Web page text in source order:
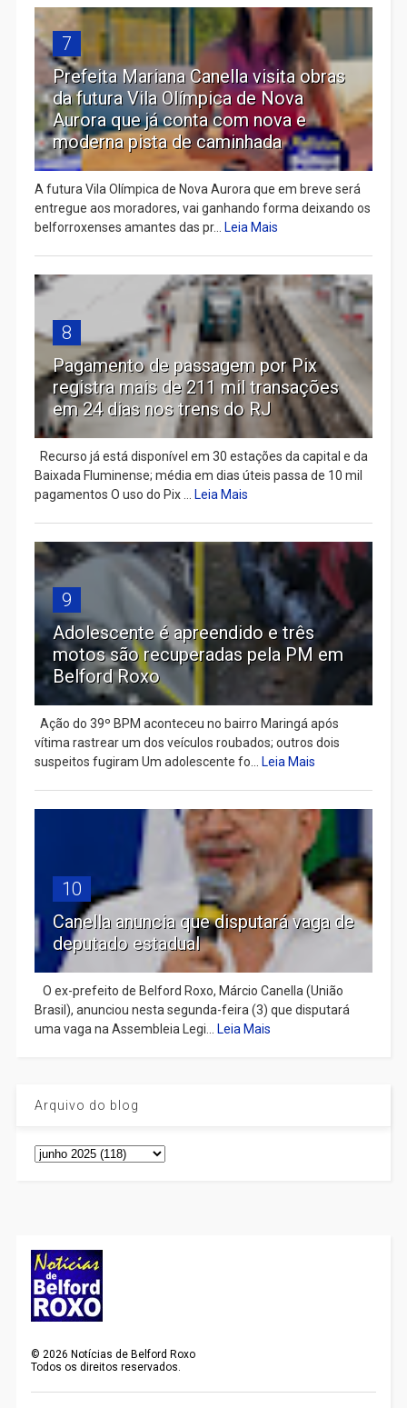
7
Prefeita Mariana Canella visita obras
da futura Vila Olímpica de Nova
Aurora que já conta com nova e
moderna pista de caminhada
A futura Vila Olímpica de Nova Aurora que em breve será
entregue aos moradores, vai ganhando forma deixando os
belforroxenses amantes das pr...
Leia Mais
8
Pagamento de passagem por Pix
registra mais de 211 mil transações
em 24 dias nos trens do RJ
Recurso já está disponível em 30 estações da capital e da
Baixada Fluminense; média em dias úteis passa de 10 mil
pagamentos O uso do Pix ...
Leia Mais
9
Adolescente é apreendido e três
motos são recuperadas pela PM em
Belford Roxo
Ação do 39º BPM aconteceu no bairro Maringá após
vítima rastrear um dos veículos roubados; outros dois
suspeitos fugiram Um adolescente fo...
Leia Mais
10
Canella anuncia que disputará vaga de
deputado estadual
​ O ex-prefeito de Belford Roxo, Márcio Canella (União
Brasil), anunciou nesta segunda-feira (3) que disputará
uma vaga na Assembleia Legi...
Leia Mais
Arquivo do blog
©2026 Notícias de Belford Roxo
Todos os direitos reservados.